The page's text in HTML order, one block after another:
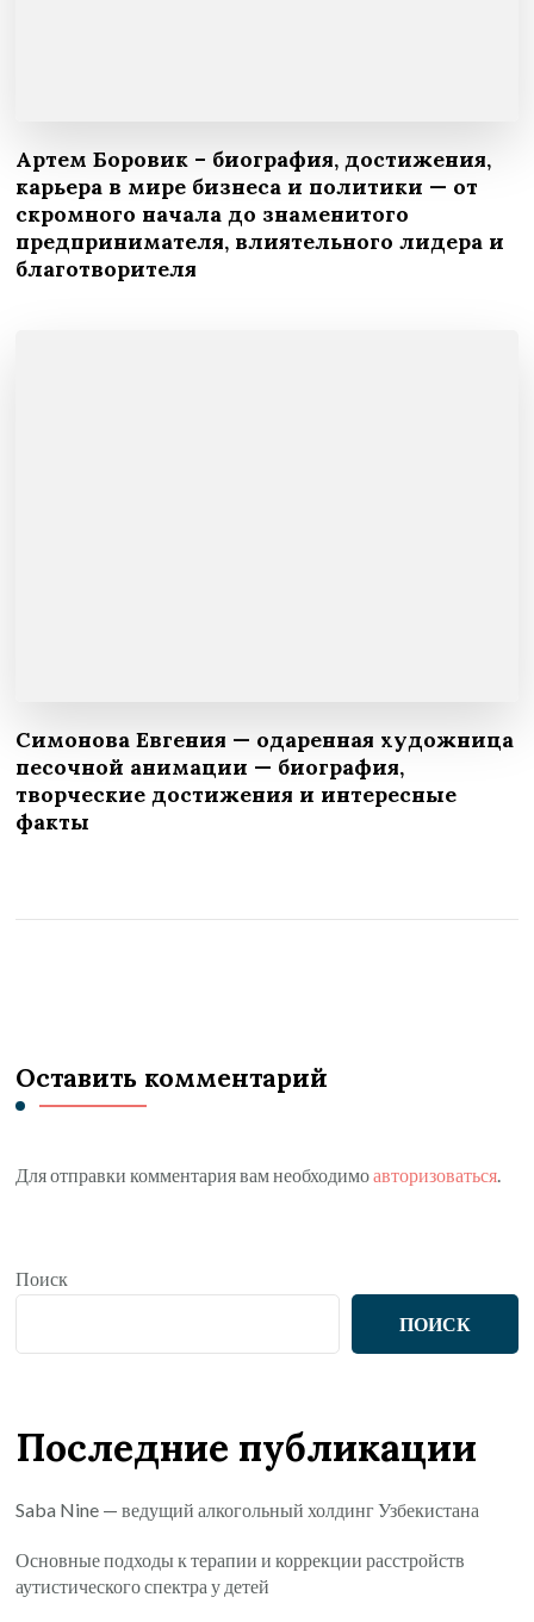
Артем Боровик – биография, достижения,
карьера в мире бизнеса и политики — от
скромного начала до знаменитого
предпринимателя, влиятельного лидера и
благотворителя
Симонова Евгения — одаренная художница
песочной анимации — биография,
творческие достижения и интересные
факты
Оставить комментарий
Для отправки комментария вам необходимоавторизоваться.
Поиск
ПОИСК
Последние публикации
Saba Nine — ведущий алкогольный холдинг Узбекистана
Основные подходы к терапии и коррекции расстройств
аутистического спектра у детей